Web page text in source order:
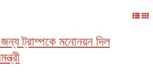
ট্রাম্পকে মনোনয়ন দিল